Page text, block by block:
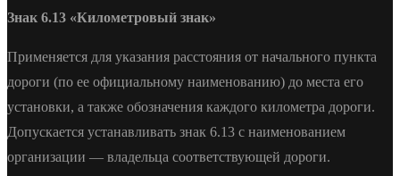
Знак 6.13 «Километровый знак»
Применяется для указания расстояния от начального пункта
дороги (по ее официальному наименованию) до места его
установки, а также обозначения каждого километра дороги.
Допускается устанавливать знак 6.13 с наименованием
организации — владельца соответствующей дороги.